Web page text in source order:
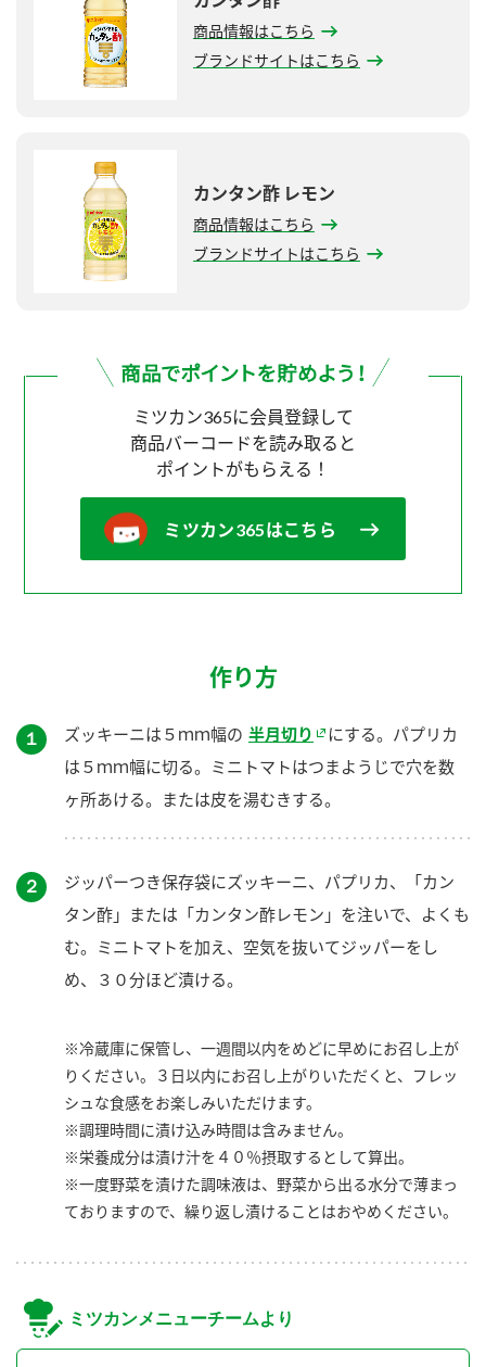
商品情報はこちら
ブランドサイトはこちら
カンタン酢 レモン
商品情報はこちら
ブランドサイトはこちら
ミツカン365に会員登録して
商品バーコードを読み取ると
ポイントがもらえる！
ミツカン365はこちら
作り方
１ ズッキーニは５ｍｍ幅の 半月切り
にする。パプリカ
は５ｍｍ幅に切る。ミニトマトはつまようじで穴を数
ヶ所あける。または皮を湯むきする。
２
ジッパーつき保存袋にズッキーニ、パプリカ、「カン
タン酢」または「カンタン酢レモン」を注いで、よくも
む。ミニトマトを加え、空気を抜いてジッパーをし
め、３０分ほど漬ける。
※冷蔵庫に保管し、一週間以内をめどに早めにお召し上が
りください。３日以内にお召し上がりいただくと、フレッ
シュな食感をお楽しみいただけます。
※調理時間に漬け込み時間は含みません。
※栄養成分は漬け汁を４０％摂取するとして算出。
※一度野菜を漬けた調味液は、野菜から出る水分で薄まっ
ておりますので、繰り返し漬けることはおやめください。
ミツカンメニューチームより